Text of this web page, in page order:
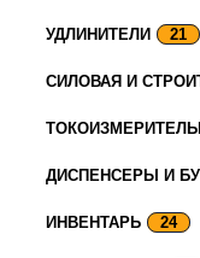
УДЛИНИТЕЛИ 21
СИЛОВАЯ И
ДИСПЕНСЕРЫ И
ИНВЕНТАРЬ 24